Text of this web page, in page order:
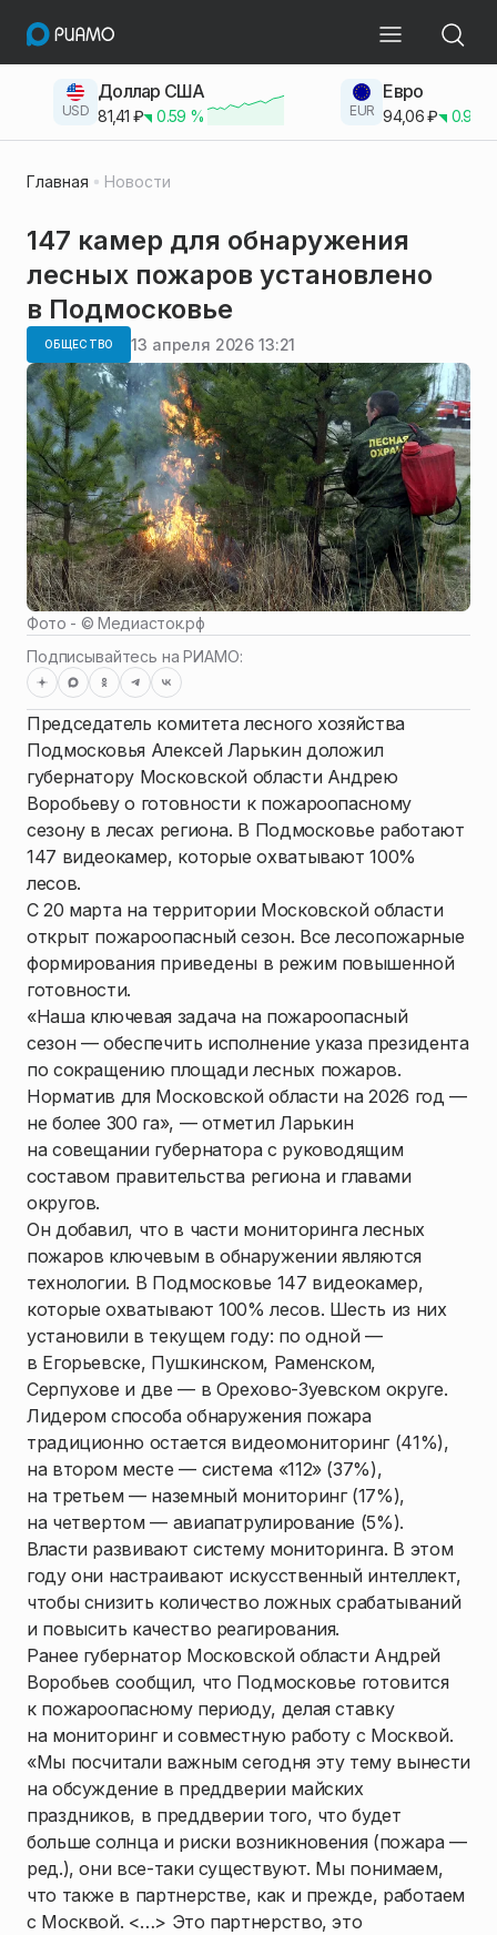
USD
Доллар США
81,41 ₽ 0.59 % EUR
Евро
94,06₽ 0.93
Главная Новости
147 камер для обнаружения
лесных пожаров установлено
в Подмосковье
ОБЩЕСТВО 13 апреля 2026 13:21
Фото - ©Медиасток.рф
Подписывайтесь на РИАМО:
Председатель комитета лесного хозяйства
Подмосковья Алексей Ларькин доложил
губернатору Московской области Андрею
Воробьеву о готовности к пожароопасному
сезону в лесах региона. В Подмосковье работают
147 видеокамер, которые охватывают 100%
лесов.
С 20 марта на территории Московской области
открыт пожароопасный сезон. Все лесопожарные
формирования приведены в режим повышенной
готовности.
«Наша ключевая задача на пожароопасный
сезон — обеспечить исполнение указа президента
по сокращению площади лесных пожаров.
Норматив для Московской области на 2026 год —
не более 300 га», — отметил Ларькин
на совещании губернатора с руководящим
составом правительства региона и главами
округов.
Он добавил, что в части мониторинга лесных
пожаров ключевым в обнаружении являются
технологии. В Подмосковье 147 видеокамер,
которые охватывают 100% лесов. Шесть из них
установили в текущем году: по одной —
в Егорьевске, Пушкинском, Раменском,
Серпухове и две — в Орехово-Зуевском округе.
Лидером способа обнаружения пожара
традиционно остается видеомониторинг (41%),
на втором месте — система «112» (37%),
на третьем — наземный мониторинг (17%),
на четвертом — авиапатрулирование (5%).
Власти развивают систему мониторинга. В этом
году они настраивают искусственный интеллект,
чтобы снизить количество ложных срабатываний
и повысить качество реагирования.
Ранее губернатор Московской области Андрей
Воробьев сообщил, что Подмосковье готовится
к пожароопасному периоду, делая ставку
на мониторинг и совместную работу с Москвой.
«Мы посчитали важным сегодня эту тему вынести
на обсуждение в преддверии майских
праздников, в преддверии того, что будет
больше солнца и риски возникновения (пожара —
ред.), они все-таки существуют. Мы понимаем,
что также в партнерстве, как и прежде, работаем
с Москвой. <…> Это партнерство, это